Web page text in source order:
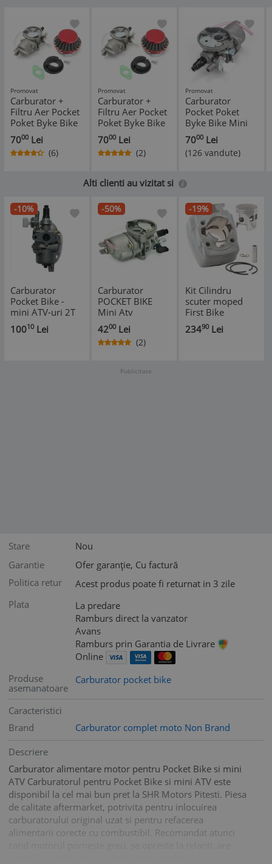
Promovat
Carburator +
Filtru Aer Pocket
Poket Byke Bike
Mini ATV
7000 Lei
(6)
Promovat
Carburator +
Filtru Aer Pocket
Poket Byke Bike
Mini ATV
7000 Lei
(2)
Promovat
Carburator
Pocket Poket
Byke Bike Mini
ATV
7000 Lei
(126 vandute)
Alti clienti au vizitat si
-10%
Carburator
Pocket Bike -
mini ATV-uri 2T
AC 50cc
10010 Lei
-50%
Carburator
POCKET BIKE
Mini Atv
4200 Lei
(2)
-19%
Kit Cilindru
scuter moped
First Bike
Pedalier 70 80
80cc 2T - Racire
23490 Lei
Publicitate
Stare
Nou
Garantie
Ofer garanție, Cu factură
Politica retur
Acest produs poate fi returnat in 3 zile
Plata
La predare
Ramburs direct la vanzator
Avans
Ramburs prin Garantia de Livrare
Online
Produse
asemanatoare
Carburator pocket bike
Caracteristici
Brand
Carburator complet moto Non Brand
Descriere
Carburator alimentare motor pentru Pocket Bike si mini
ATV Carburatorul pentru Pocket Bike si mini ATV este
disponibil la cel mai bun pret la SHR Motors Pitesti. Piesa
de calitate aftermarket, potrivita pentru inlocuirea
carburatorului original uzat si pentru refacerea
alimentarii corecte cu combustibil. Recomandat atunci